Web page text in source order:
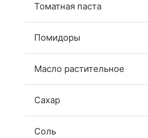
Томатная паста
Помидоры
Масло растительное
Сахар
Соль